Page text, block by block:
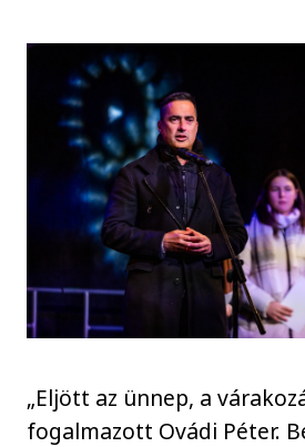
„Eljött az ünnep, a
fogalmazott Ovádi Péter.